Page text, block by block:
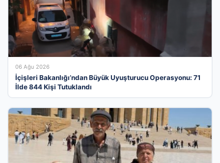
06 Ağu 2026
İçişleri Bakanlığı’ndan Büyük Uyuşturucu Operasyonu: 71
İlde 844 Kişi Tutuklandı